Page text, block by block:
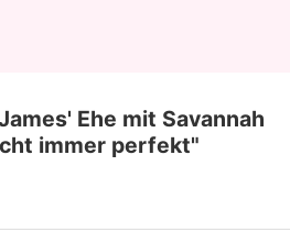
Ehe mit Savannah
immer perfekt"